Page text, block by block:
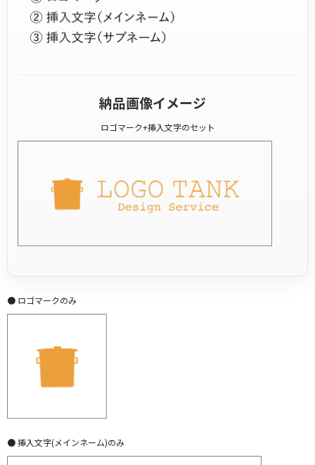
納品画像イメージ
ロゴマーク+挿入文字のセット
● ロゴマークのみ
● 挿入文字(メインネーム)のみ